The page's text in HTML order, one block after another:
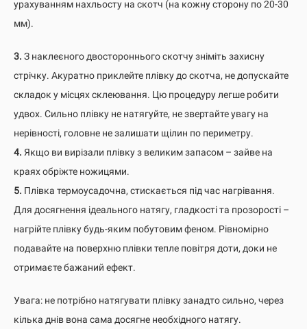
урахуванням нахльосту на скотч (на кожну сторону по 20-30
мм).
3. З наклеєного двостороннього скотчу зніміть захисну
стрічку. Акуратно приклейте плівку до скотча, не допускайте
складок у місцях склеювання. Цю процедуру легше робити
удвох. Сильно плівку не натягуйте, не звертайте увагу на
нерівності, головне не залишати щілин по периметру.
4. Якщо ви вирізали плівку з великим запасом – зайве на
краях обріжте ножицями.
5. Плівка термоусадочна, стискається під час нагрівання.
Для досягнення ідеального натягу, гладкості та прозорості –
нагрійте плівку будь-яким побутовим феном. Рівномірно
подавайте на поверхню плівки тепле повітря доти, доки не
отримаєте бажаний ефект.
Увага: не потрібно натягувати плівку занадто сильно, через
кілька днів вона сама досягне необхідного натягу.